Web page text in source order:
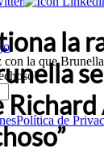
la que
Política de
la
se
Richard